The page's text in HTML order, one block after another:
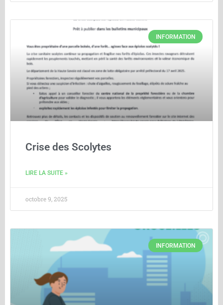
INFORMATION
Crise des Scolytes
LIRE LA SUITE »
octobre 9, 2025
INFORMATION